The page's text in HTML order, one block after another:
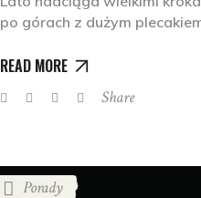
po górach z dużym
READ MORE
Share
Porady